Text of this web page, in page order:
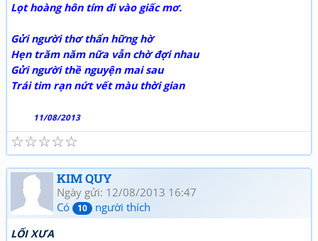
Lọt hoàng hôn tím đi vào giấc mơ.
Gửi người thơ thẩn hững hờ
Hẹn trăm năm nữa vẫn chờ đợi nhau
Gửi người thề nguyện mai sau
Trái tim rạn nứt vết màu thời gian
11/08/2013
☆
☆
☆
☆
☆
KIM QUY
Ngày gửi: 12/08/2013 16:47
Có
10 người thích
LỐI XƯA